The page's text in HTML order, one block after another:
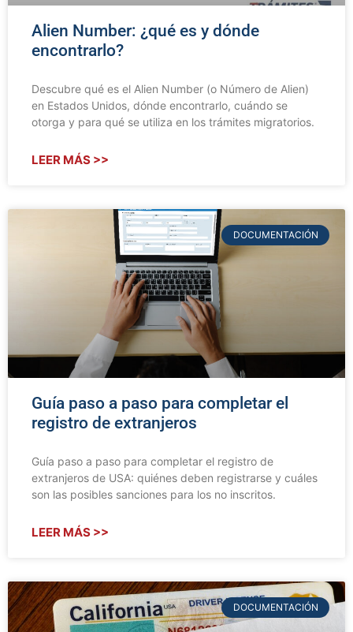
Alien Number: ¿qué es y dónde
encontrarlo?
Descubre qué es el Alien Number (o Número de Alien)
en Estados Unidos, dónde encontrarlo, cuándo se
otorga y para qué se utiliza en los trámites migratorios.
LEER MÁS >>
DOCUMENTACIÓN
Guía paso a paso para completar el
registro de extranjeros
Guía paso a paso para completar el registro de
extranjeros de USA: quiénes deben registrarse y cuáles
son las posibles sanciones para los no inscritos.
LEER MÁS >>
DOCUMENTACIÓN